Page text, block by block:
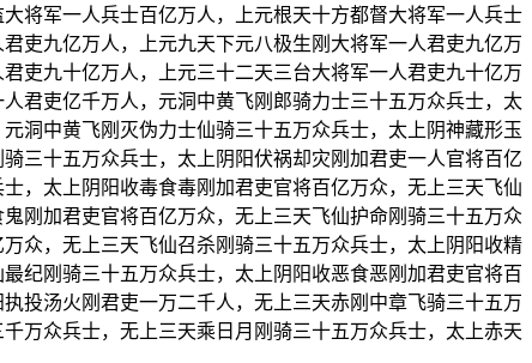
将军一人兵士百亿万人，上元根天十方都督大将军一人兵士
吏九亿万人，上元九天下元八极生刚大将军一人君吏九亿万
吏九十亿万人，上元三十二天三台大将军一人君吏九十亿万
君吏亿千万人，元洞中黄飞刚郎骑力士三十五万众兵士，太
洞中黄飞刚灭伪力士仙骑三十五万众兵士，太上阴神藏形玉
三十五万众兵士，太上阴阳伏祸却灾刚加君吏一人官将百亿
，太上阴阳收毒食毒刚加君吏官将百亿万众，无上三天飞仙
刚加君吏官将百亿万众，无上三天飞仙护命刚骑三十五万众
众，无上三天飞仙召杀刚骑三十五万众兵士，太上阴阳收精
纪刚骑三十五万众兵士，太上阴阳收恶食恶刚加君吏官将百
投汤火刚君吏一万二千人，无上三天赤刚中章飞骑三十五万
万众兵士，无上三天乘日月刚骑三十五万众兵士，太上赤天